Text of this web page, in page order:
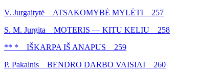
V. Jurgaitytė ATSAKOMYBĖ MYLĖTI 257
S. M. Jurgita MOTERIS — KITU KELIU 258
** * IŠKARPA IŠ ANAPUS 259
P. Pakalnis BENDRO DARBO VAISIAI 260